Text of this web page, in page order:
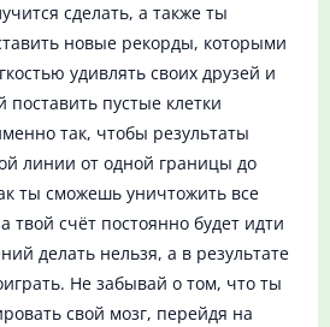
сделать, а также ты
новые рекорды, которыми
удивлять своих друзей и
пустые клетки
так, чтобы результаты
линии от одной границы до
ты сможешь уничтожить все
твой счёт постоянно будет идти
делать нельзя, а в результате
Не забывай о том, что ты
свой мозг, перейдя на